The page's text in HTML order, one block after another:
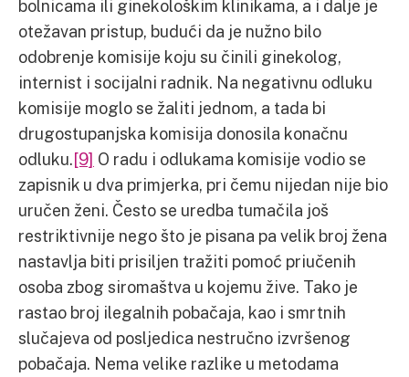
bolnicama ili ginekološkim klinikama, a i dalje je
otežavan pristup, budući da je nužno bilo
odobrenje komisije koju su činili ginekolog,
internist i socijalni radnik. Na negativnu odluku
komisije moglo se žaliti jednom, a tada bi
drugostupanjska komisija donosila konačnu
odluku.[9] O radu i odlukama komisije vodio se
zapisnik u dva primjerka, pri čemu nijedan nije bio
uručen ženi. Često se uredba tumačila još
restriktivnije nego što je pisana pa velik broj žena
nastavlja biti prisiljen tražiti pomoć priučenih
osoba zbog siromaštva u kojemu žive. Tako je
rastao broj ilegalnih pobačaja, kao i smrtnih
slučajeva od posljedica nestručno izvršenog
pobačaja. Nema velike razlike u metodama